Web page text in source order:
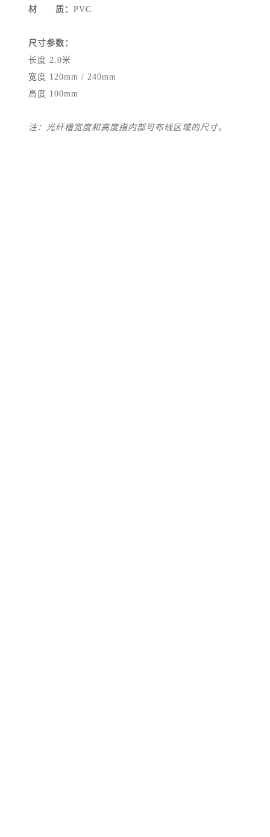
材 质： PVC
尺寸参数：
长度 2.0米
宽度 120mm / 240mm
高度 100mm
注：光纤槽宽度和高度指内部可布线区域的尺寸。